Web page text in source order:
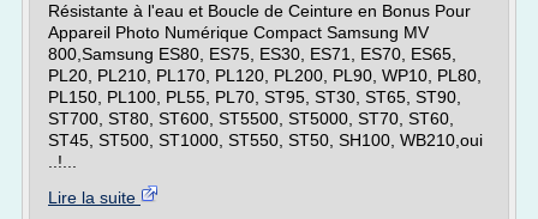
Résistante à l'eau et Boucle de Ceinture en Bonus Pour
Appareil Photo Numérique Compact Samsung MV
800,Samsung ES80, ES75, ES30, ES71, ES70, ES65,
PL20, PL210, PL170, PL120, PL200, PL90, WP10, PL80,
PL150, PL100, PL55, PL70, ST95, ST30, ST65, ST90,
ST700, ST80, ST600, ST5500, ST5000, ST70, ST60,
ST45, ST500, ST1000, ST550, ST50, SH100, WB210,oui
..!...
Lire la suite